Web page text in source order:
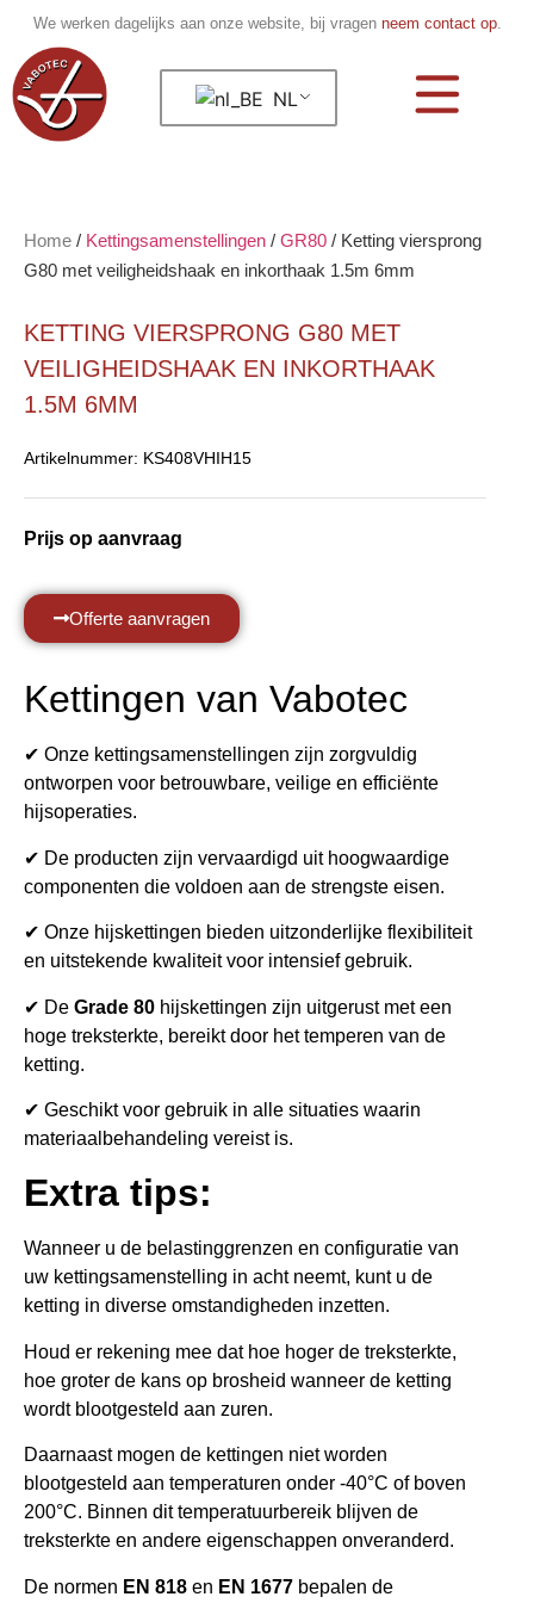
We werken dagelijks aan onze website, bij vragen neem contact op.
NL
Home / Kettingsamenstellingen / GR80 / Ketting viersprong
G80 met veiligheidshaak en inkorthaak 1.5m 6mm
KETTING VIERSPRONG G80 MET
VEILIGHEIDSHAAK EN INKORTHAAK
1.5M 6MM
Artikelnummer: KS408VHIH15
Prijs op aanvraag
Offerte aanvragen
Kettingen van Vabotec
✔ Onze kettingsamenstellingen zijn zorgvuldig
ontworpen voor betrouwbare, veilige en efficiënte
hijsoperaties.
✔ De producten zijn vervaardigd uit hoogwaardige
componenten die voldoen aan de strengste eisen.
✔ Onze hijskettingen bieden uitzonderlijke flexibiliteit
en uitstekende kwaliteit voor intensief gebruik.
✔ De Grade 80 hijskettingen zijn uitgerust met een
hoge treksterkte, bereikt door het temperen van de
ketting.
✔ Geschikt voor gebruik in alle situaties waarin
materiaalbehandeling vereist is.
Extra tips:
Wanneer u de belastinggrenzen en configuratie van
uw kettingsamenstelling in acht neemt, kunt u de
ketting in diverse omstandigheden inzetten.
Houd er rekening mee dat hoe hoger de treksterkte,
hoe groter de kans op brosheid wanneer de ketting
wordt blootgesteld aan zuren.
Daarnaast mogen de kettingen niet worden
blootgesteld aan temperaturen onder -40°C of boven
200°C. Binnen dit temperatuurbereik blijven de
treksterkte en andere eigenschappen onveranderd.
De normen EN 818 en EN 1677 bepalen de